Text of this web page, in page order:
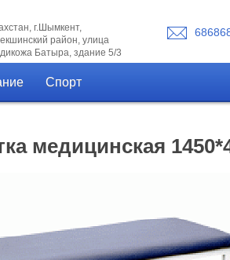
г.Шымкент,
район, улица
Батыра, здание 5/3
Спорт
медицинская